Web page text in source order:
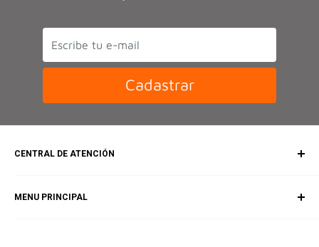
Cadastrar
CENTRAL DE ATENCIÓN
MENU PRINCIPAL